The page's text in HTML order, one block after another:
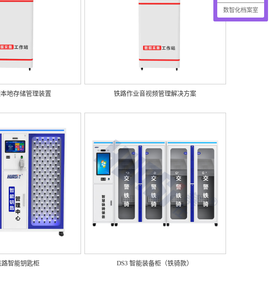
地存储管理装置 铁路作业音视频管理解决方案
智能钥匙柜 DS3 智能装备柜（铁骑款）
数智化档案室